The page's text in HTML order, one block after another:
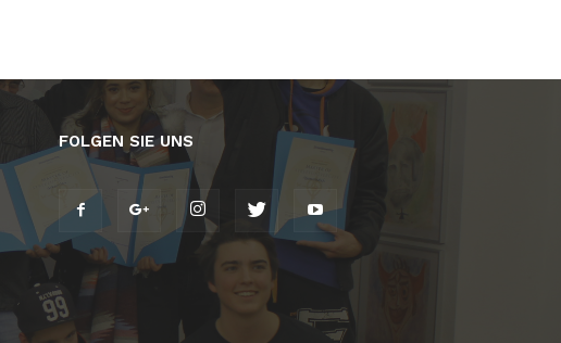
FOLGEN SIE UNS